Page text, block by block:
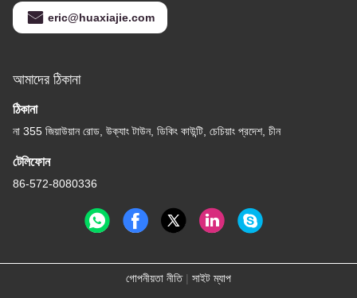
eric@huaxiajie.com
আমাদের ঠিকানা
ঠিকানা
না 355 জিয়াউয়ান রোড, উক্যাং টাউন, ডিকিং কাউন্টি, চেচিয়াং প্রদেশ, চীন
টেলিফোন
86-572-8080336
গোপনীয়তা নীতি| সাইট ম্যাপ